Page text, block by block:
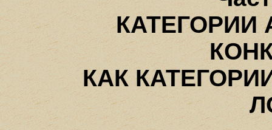
КАТЕГОРИИ
КАК